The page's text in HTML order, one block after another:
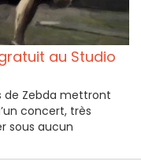
au Studio
de Zebda mettront
concert, très
sous aucun